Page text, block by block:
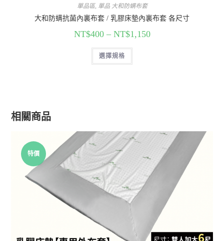
單品區, 單品 大和防螨布套
大和防螨抗菌內裏布套 / 乳膠床墊內裏布套 各尺寸
NT$400– NT$1,150
選擇規格
相關商品
特價